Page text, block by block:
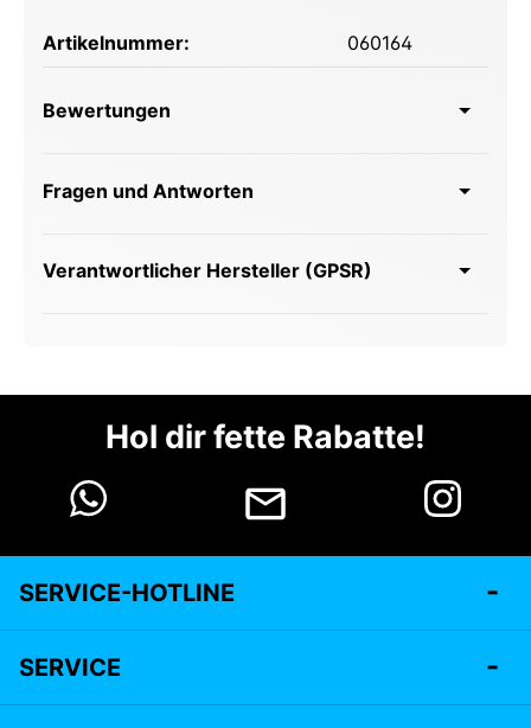
Artikelnummer: 060164
Bewertungen
Fragen und Antworten
Verantwortlicher Hersteller (GPSR)
Hol dir fette Rabatte!
SERVICE-HOTLINE
SERVICE